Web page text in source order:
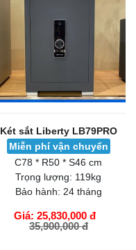
Két sắt Liberty LB79PRO
Miễn phí vận chuyển
C78 * R50 * S46 cm
Trọng lượng: 119kg
Bảo hành: 24 tháng
Giá: 25,830,000 đ
35,900,000 đ